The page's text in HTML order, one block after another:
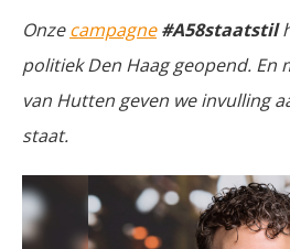
Onzecampagne #A58staatstil
politiek Den Haag geopend. En
van Hutten geven we invulling
staat.